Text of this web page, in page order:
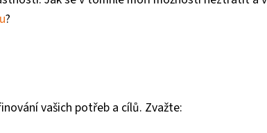
?
vašich potřeb a cílů. Zvažte: